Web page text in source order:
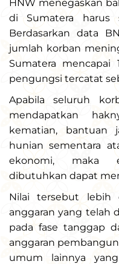
HNW menegaskan
di Sumatera harus
Berdasarkan data
jumlah korban
Sumatera mencapai
pengungsi tercatat
Apabila seluruh
mendapatkan
kematian, bantuan
hunian sementara
ekonomi, maka
dibutuhkan dapat
Nilai tersebut lebih
anggaran yang telah
pada fase tanggap
anggaran
umum lainnya